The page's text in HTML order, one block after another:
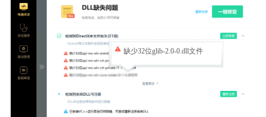
缺少32位glib-2.0-0.dll文件